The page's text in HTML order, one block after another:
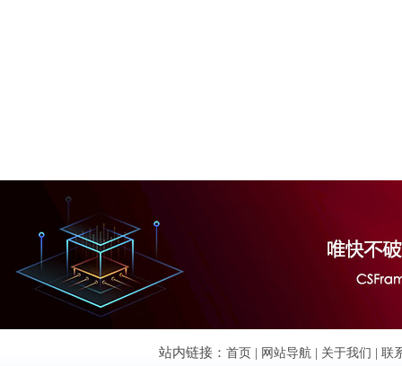
站内链接： 首页 | 网站导航 | 关于我们 | 联